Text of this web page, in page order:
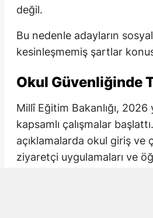
değil.
Bu nedenle adayların
kesinleşmemiş şartlar
Okul Güvenliğinde
Millî Eğitim Bakanlığı,
kapsamlı çalışmalar
açıklamalarda okul giriş ve
ziyaretçi uygulamaları ve